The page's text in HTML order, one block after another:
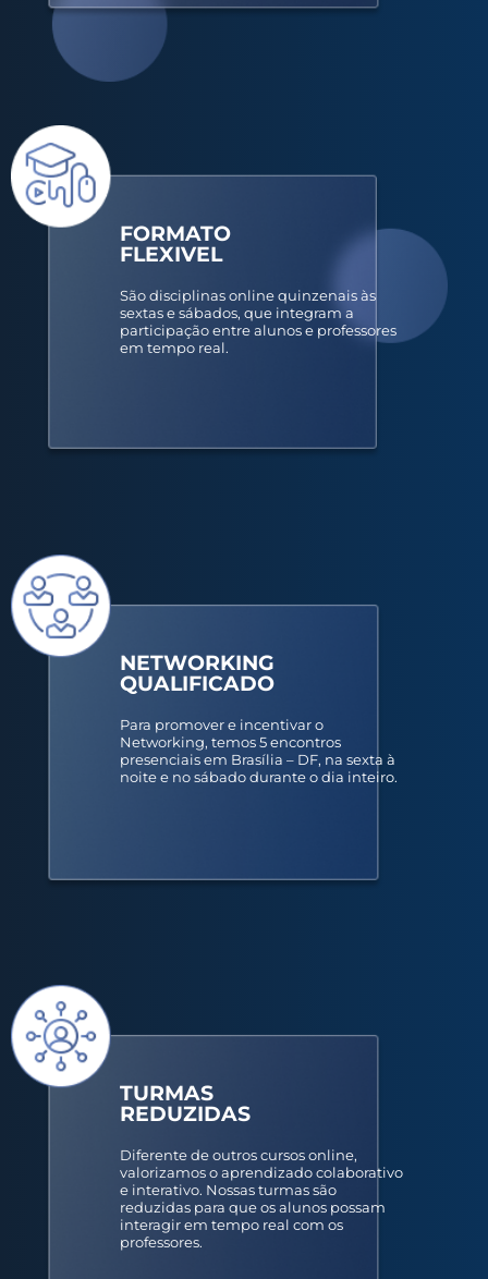
FORMATO
FLEXIVEL
São disciplinas online quinzenais às
sextas e sábados, que integram a
participação entre alunos e professores
em tempo real.
NETWORKING
QUALIFICADO
Para promover e incentivar o
Networking, temos 5 encontros
presenciais em Brasília – DF, na sexta à
noite e no sábado durante o dia inteiro.
TURMAS
REDUZIDAS
Diferente de outros cursos online,
valorizamos o aprendizado colaborativo
e interativo. Nossas turmas são
reduzidas para que os alunos possam
interagir em tempo real com os
professores.